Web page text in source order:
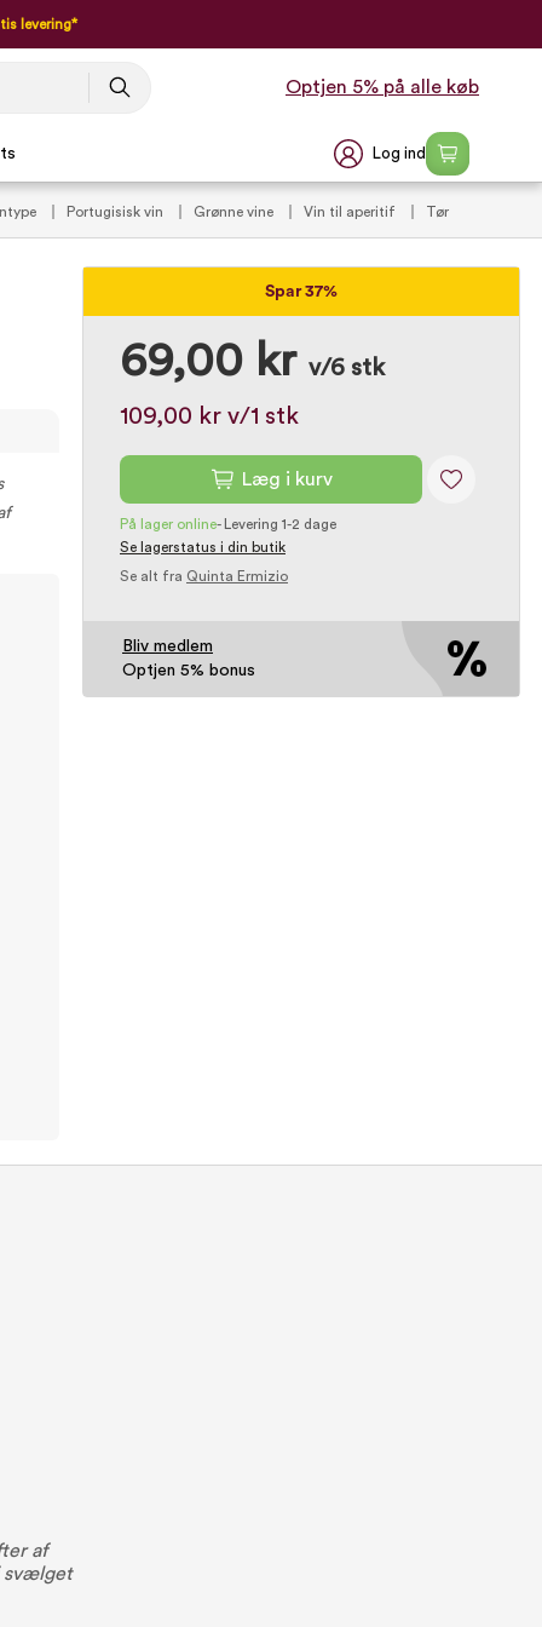
levering*
Optjen 5% på alle køb
Log ind
Portugisisk vin Grønne vine Vin til aperitif
Tør
Spar 37%
69,00 kr v/6 stk
109,00 kr v/1 stk
Læg i kurv
På lager online-
Levering 1-2 dage
Se lagerstatus i din butik
Se alt fra Quinta Ermizio
Bliv medlem
Optjen 5% bonus
af
svælget